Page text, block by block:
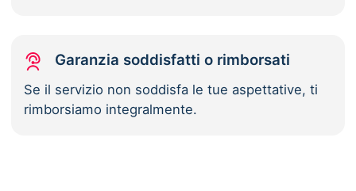
Garanzia soddisfatti o rimborsati
Se il servizio non soddisfa le tue aspettative, ti
rimborsiamo integralmente.